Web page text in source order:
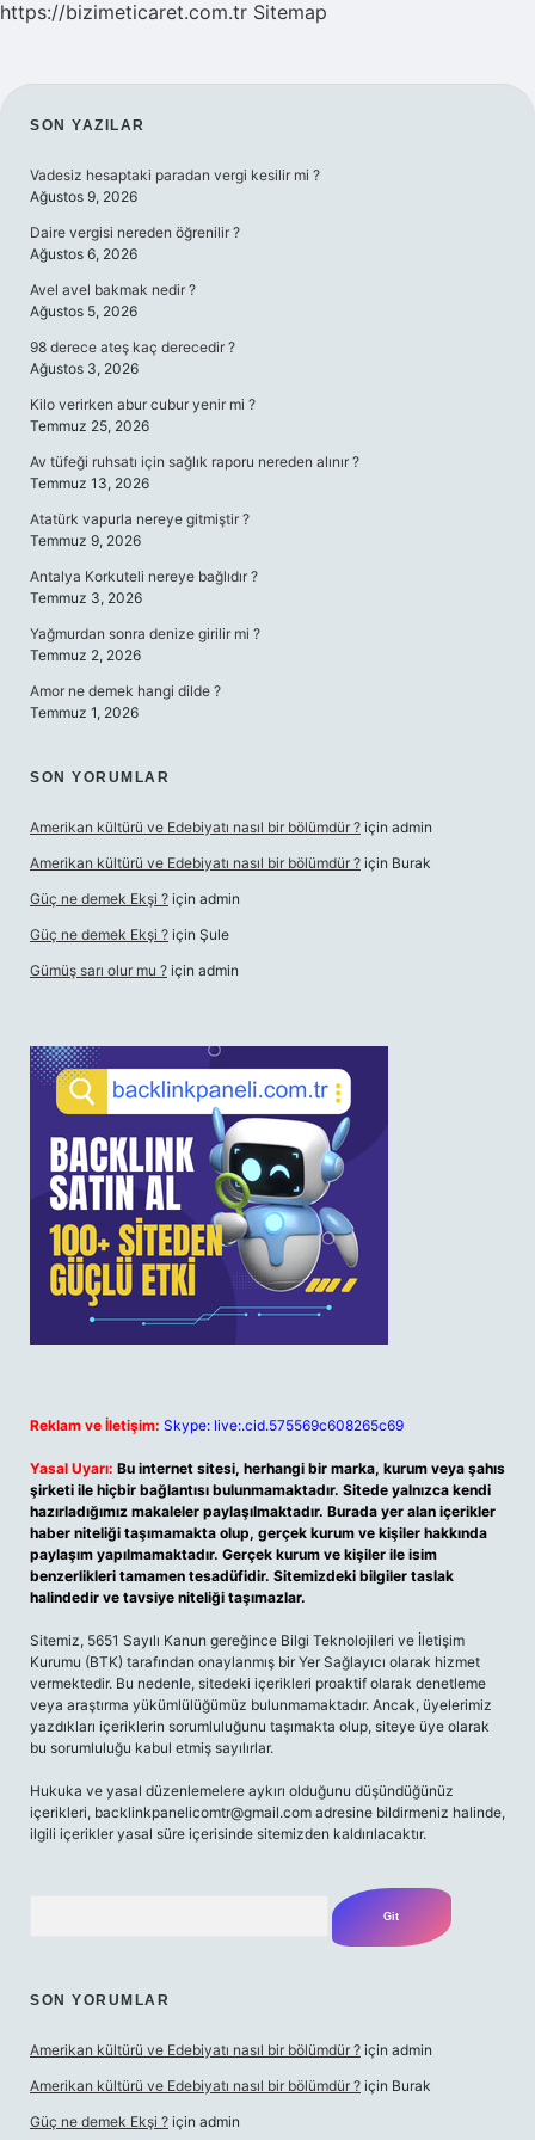
https://bizimeticaret.com.tr Sitemap
SIDEBAR
SON YAZILAR
Vadesiz hesaptaki paradan vergi kesilir mi ?
Ağustos 9, 2026
Daire vergisi nereden öğrenilir ?
Ağustos 6, 2026
Avel avel bakmak nedir ?
Ağustos 5, 2026
98 derece ateş kaç derecedir ?
Ağustos 3, 2026
Kilo verirken abur cubur yenir mi ?
Temmuz 25, 2026
Av tüfeği ruhsatı için sağlık raporu nereden alınır ?
Temmuz 13, 2026
Atatürk vapurla nereye gitmiştir ?
Temmuz 9, 2026
Antalya Korkuteli nereye bağlıdır ?
Temmuz 3, 2026
Yağmurdan sonra denize girilir mi ?
Temmuz 2, 2026
Amor ne demek hangi dilde ?
Temmuz 1, 2026
SON YORUMLAR
Amerikan kültürü ve Edebiyatı nasıl bir bölümdür ? için admin
Amerikan kültürü ve Edebiyatı nasıl bir bölümdür ? için Burak
Güç ne demek Ekşi ? için admin
Güç ne demek Ekşi ? için Şule
Gümüş sarı olur mu ? için admin
Reklam ve İletişim: Skype: live:.cid.575569c608265c69
Yasal Uyarı: Bu internet sitesi, herhangi bir marka, kurum veya şahıs
şirketi ile hiçbir bağlantısı bulunmamaktadır. Sitede yalnızca kendi
hazırladığımız makaleler paylaşılmaktadır. Burada yer alan içerikler
haber niteliği taşımamakta olup, gerçek kurum ve kişiler hakkında
paylaşım yapılmamaktadır. Gerçek kurum ve kişiler ile isim
benzerlikleri tamamen tesadüfidir. Sitemizdeki bilgiler taslak
halindedir ve tavsiye niteliği taşımazlar.
Sitemiz, 5651 Sayılı Kanun gereğince Bilgi Teknolojileri ve İletişim
Kurumu (BTK) tarafından onaylanmış bir Yer Sağlayıcı olarak hizmet
vermektedir. Bu nedenle, sitedeki içerikleri proaktif olarak denetleme
veya araştırma yükümlülüğümüz bulunmamaktadır. Ancak, üyelerimiz
yazdıkları içeriklerin sorumluluğunu taşımakta olup, siteye üye olarak
bu sorumluluğu kabul etmiş sayılırlar.
Hukuka ve yasal düzenlemelere aykırı olduğunu düşündüğünüz
içerikleri, backlinkpanelicomtr@gmail.com adresine bildirmeniz halinde,
ilgili içerikler yasal süre içerisinde sitemizden kaldırılacaktır.
SON YORUMLAR
Amerikan kültürü ve Edebiyatı nasıl bir bölümdür ? için admin
Amerikan kültürü ve Edebiyatı nasıl bir bölümdür ? için Burak
Güç ne demek Ekşi ? için admin